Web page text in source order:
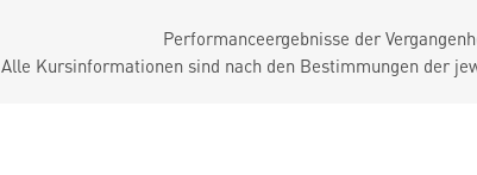
Performanceergebnisse der
Alle Kursinformationen sind nach den Bestimmungen der